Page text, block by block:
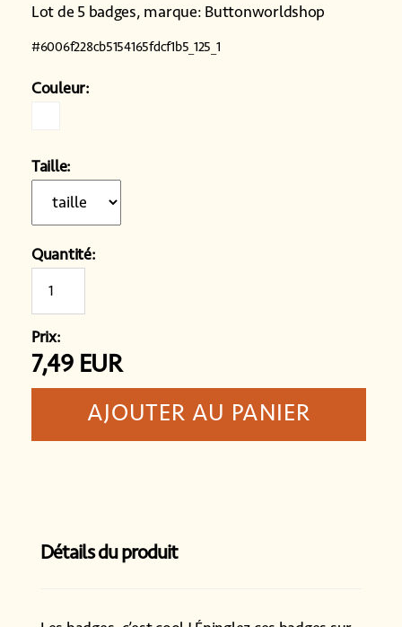
Lot de 5 badges, marque: Buttonworldshop
#6006f228cb5154165fdcf1b5_125_1
Couleur:
Taille:
Quantité:
Prix:
7,49 EUR
Détails du produit